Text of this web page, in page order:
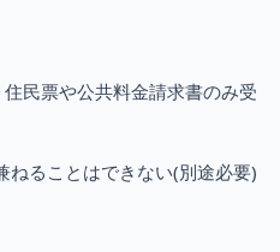
民票や公共料金請求書のみ受
ねることはできない(別途必要)